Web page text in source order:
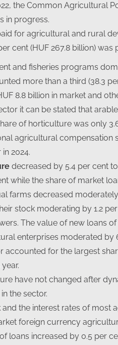
the Common Agricultural
in progress.
for agricultural and rural
cent (HUF 267.8 billion)
and fisheries programs
more than a third (38.3
8.8 billion in market and
it can be stated that
of horticulture was only
agricultural compensation
2024.
decreased by 5.4 per cent
while the share of market
farms decreased
stock moderating by 1.2
The value of new loans
enterprises moderated
accounted for the largest
have not changed after
the sector.
the interest rates of
foreign currency
loans increased by 0.5 per